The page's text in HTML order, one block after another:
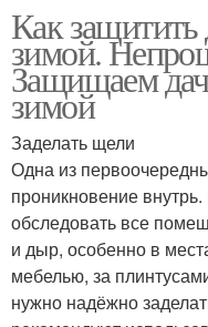
Как
зимой.
Защищаем
зимой
Заделать щели
Одна из
проникновение
обследовать все
и дыр, особенно в
мебелью, за
нужно надёжно